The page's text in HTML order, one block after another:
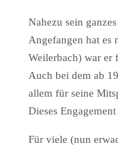
Nahezu sein
Angefangen hat es
Weilerbach) war er
Auch bei dem ab
allem für seine
Dieses
Für viele (nun